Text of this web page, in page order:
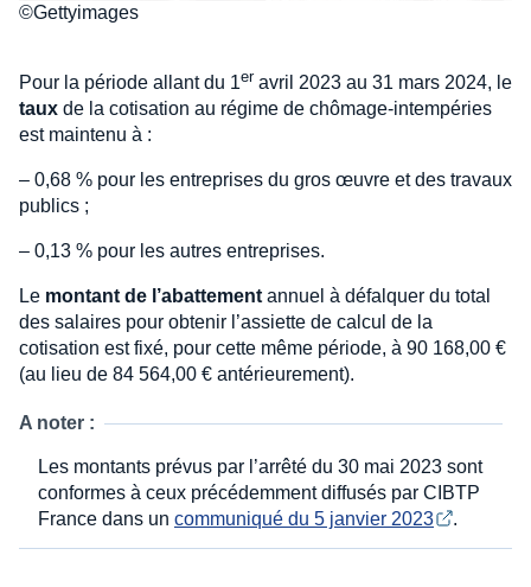
©Gettyimages
Pour la période allant du 1er avril 2023 au 31 mars 2024, le
taux de la cotisation au régime de chômage-intempéries
est maintenu à :
– 0,68 % pour les entreprises du gros œuvre et des travaux
publics ;
– 0,13 % pour les autres entreprises.
Le montant de l’abattement annuel à défalquer du total
des salaires pour obtenir l’assiette de calcul de la
cotisation est fixé, pour cette même période, à 90 168,00 €
(au lieu de 84 564,00 € antérieurement).
A noter :
Les montants prévus par l’arrêté du 30 mai 2023 sont
conformes à ceux précédemment diffusés par CIBTP
France dans un communiqué du 5 janvier 2023 .